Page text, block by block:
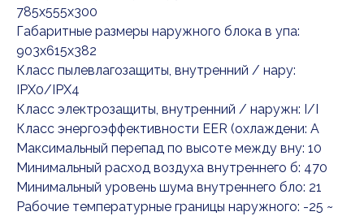
785x555x300
Габаритные размеры наружного блока в упа:
903x615x382
Класс пылевлагозащиты, внутренний / нару:
IPX0/IPX4
Класс электрозащиты, внутренний / наружн: I/I
Класс энергоэффективности EER (охлаждени: A
Максимальный перепад по высоте между вну: 10
Минимальный расход воздуха внутреннего б: 470
Минимальный уровень шума внутреннего бло: 21
Рабочие температурные границы наружного: -25 ~